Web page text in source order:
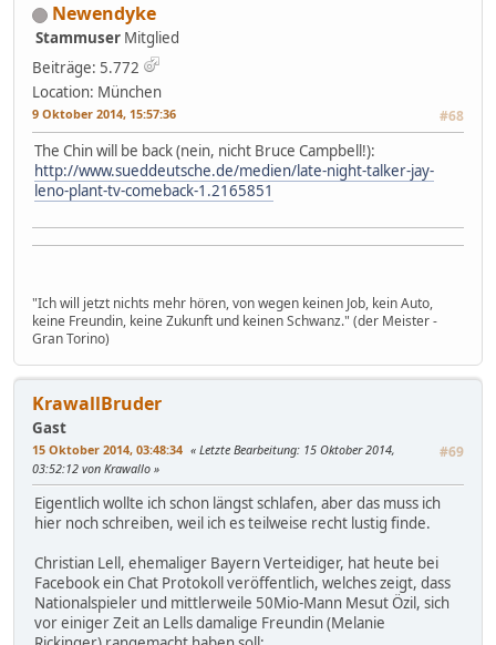
Newendyke
Stammuser Mitglied
Beiträge: 5.772
Location: München
9 Oktober 2014, 15:57:36 #68
The Chin will be back (nein, nicht Bruce Campbell!):
http://www.sueddeutsche.de/medien/late-night-talker-jay-
leno-plant-tv-comeback-1.2165851
"Ich will jetzt nichts mehr hören, von wegen keinen Job, kein Auto,
keine Freundin, keine Zukunft und keinen Schwanz." (der Meister -
Gran Torino)
KrawallBruder
Gast
15 Oktober 2014, 03:48:34 #69
Letzte Bearbeitung: 15 Oktober 2014,
03:52:12 von Krawallo
Eigentlich wollte ich schon längst schlafen, aber das muss ich
hier noch schreiben, weil ich es teilweise recht lustig finde.
Christian Lell, ehemaliger Bayern Verteidiger, hat heute bei
Facebook ein Chat Protokoll veröffentlich, welches zeigt, dass
Nationalspieler und mittlerweile 50Mio-Mann Mesut Özil, sich
vor einiger Zeit an Lells damalige Freundin (Melanie